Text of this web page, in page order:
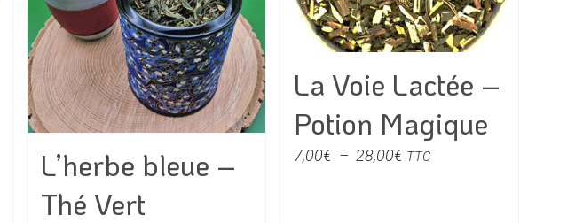
peuvent
être
choisies
sur
la
page
du
produit
peuvent
être
choisies
sur
page
du
L’herbe bleue –
Thé Vert
La Voie Lactée –
Potion Magique
7,00€ – 28,00€Plage
TTC